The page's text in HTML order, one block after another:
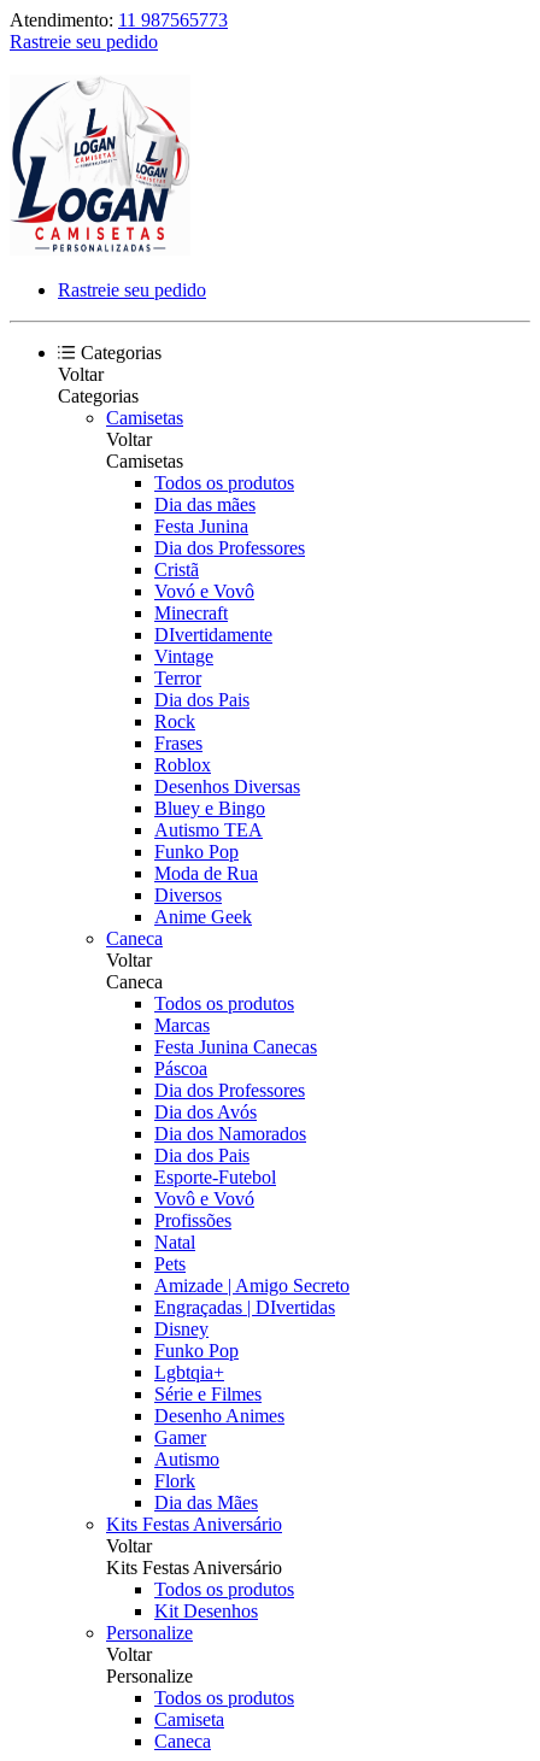
Atendimento: 11 987565773
Rastreie seu pedido
Rastreie seu pedido
Categorias
Voltar
Categorias
Camisetas
Voltar
Camisetas
Todos os produtos
Dia das mães
Festa Junina
Dia dos Professores
Cristã
Vovó e Vovô
Minecraft
DIvertidamente
Vintage
Terror
Dia dos Pais
Rock
Frases
Roblox
Desenhos Diversas
Bluey e Bingo
Autismo TEA
Funko Pop
Moda de Rua
Diversos
Anime Geek
Caneca
Voltar
Caneca
Todos os produtos
Marcas
Festa Junina Canecas
Páscoa
Dia dos Professores
Dia dos Avós
Dia dos Namorados
Dia dos Pais
Esporte-Futebol
Vovô e Vovó
Profissões
Natal
Pets
Amizade | Amigo Secreto
Engraçadas | DIvertidas
Disney
Funko Pop
Lgbtqia+
Série e Filmes
Desenho Animes
Gamer
Autismo
Flork
Dia das Mães
Kits Festas Aniversário
Voltar
Kits Festas Aniversário
Todos os produtos
Kit Desenhos
Personalize
Voltar
Personalize
Todos os produtos
Camiseta
Caneca